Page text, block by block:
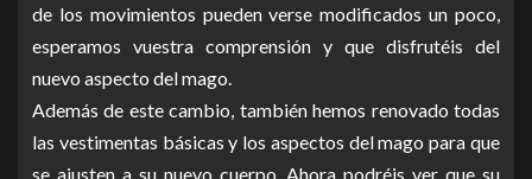
de los movimientos pueden verse modificados un poco,
esperamos vuestra comprensión y que disfrutéis del
nuevo aspecto del mago.
Además de este cambio, también hemos renovado todas
las vestimentas básicas y los aspectos del mago para que
se ajusten a su nuevo cuerpo. Ahora podréis ver que su